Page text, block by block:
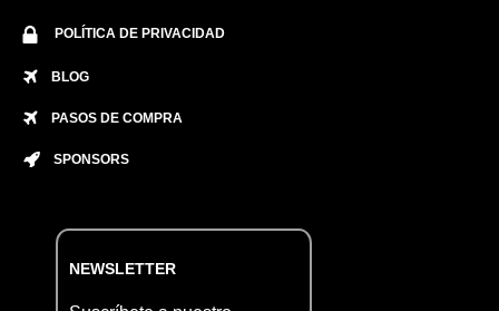
POLÍTICA DE PRIVACIDAD
BLOG
PASOS DE COMPRA
SPONSORS
NEWSLETTER